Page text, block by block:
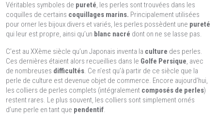
Véritables symboles de pureté, les perles sont trouvées dans les
coquilles de certains coquillages marins. Principalement utilisées
pour orner les bijoux divers et variés, les perles possèdent une pureté
qui leur est propre, ainsi qu’un blanc nacré dont on ne se lasse pas.
C’est au XXème siècle qu’un Japonais inventa la culture des perles.
Ces dernières étaient alors recueillies dans le Golfe Persique, avec
de nombreuses difficultés. Ce n’est qu’à partir de ce siècle que la
perle de culture est devenue objet de commerce. Encore aujourd’hui,
les colliers de perles complets (intégralement composés de perles)
restent rares. Le plus souvent, les colliers sont simplement ornés
d’une perle en tant que pendentif.